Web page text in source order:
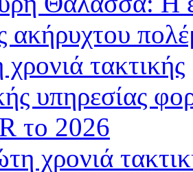
ακήρυχτου
χρονιά